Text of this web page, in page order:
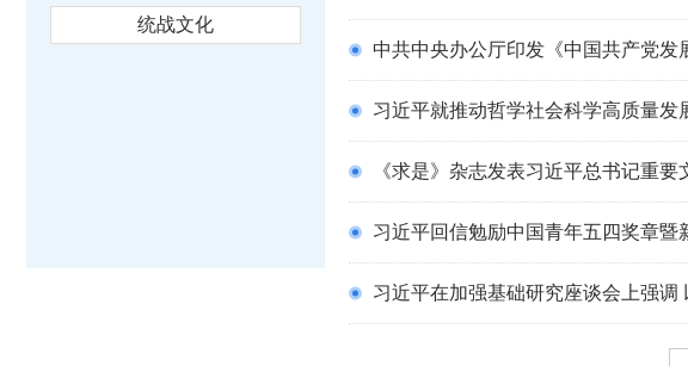
统战文化
中共中央办公厅印发《中国共产党发
习近平就推动哲学社会科学高质量发
《求是》杂志发表习近平总书记重要
习近平回信勉励中国青年五四奖章暨新
习近平在加强基础研究座谈会上强